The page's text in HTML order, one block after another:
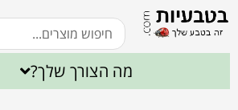
מה הצורך שלך?